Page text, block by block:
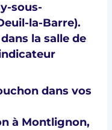
sous-
la-Barre).
la salle de
dans vos
à Montlignon,